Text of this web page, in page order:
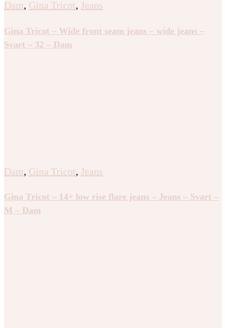
Dam, Gina Tricot, Jeans
Gina Tricot – Wide front seam jeans – wide jeans –
Svart – 32 – Dam
Dam, Gina Tricot, Jeans
Gina Tricot – 14+ low rise flare jeans – Jeans – Svart –
M – Dam